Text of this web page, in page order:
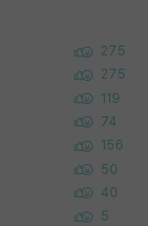
275
275
119
74
156
50
40
5